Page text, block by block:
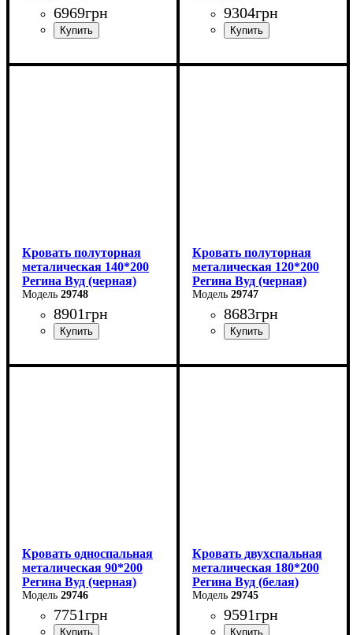
6969грн
Ширина: 124 см
9304грн
Ширина: 180 см
Кровать полуторная
металическая 140*200
Регина Вуд (черная)
29748
8901грн
Ширина: 140 см
Кровать полуторная
металическая 120*200
Регина Вуд (черная)
29747
8683грн
Ширина: 120 см
Кровать односпальная
металическая 90*200
Регина Вуд (черная)
29746
7751грн
Кровать двухспальная
металическая 180*200
Регина Вуд (белая)
29745
9591грн